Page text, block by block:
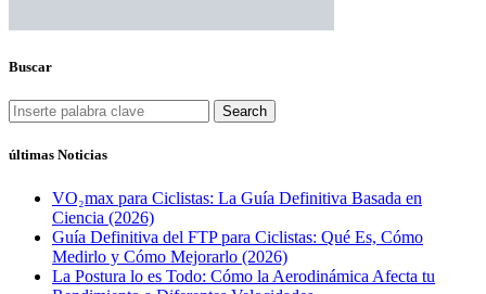
Buscar
Search
últimas Noticias
VO₂max para Ciclistas: La Guía Definitiva Basada en
Ciencia (2026)
Guía Definitiva del FTP para Ciclistas: Qué Es, Cómo
Medirlo y Cómo Mejorarlo (2026)
La Postura lo es Todo: Cómo la Aerodinámica Afecta tu